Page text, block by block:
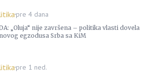
pre 4 dana
„Oluja“ nije završena – politika vlasti dovela
egzodusa Srba sa KiM
pre 1 ned.